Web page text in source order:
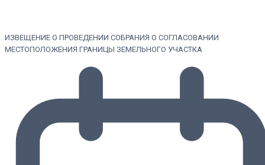
ИЗВЕЩЕНИЕ О ПРОВЕДЕНИИ СОБРАНИЯ О СОГЛАСОВАНИИ
МЕСТОПОЛОЖЕНИЯ ГРАНИЦЫ ЗЕМЕЛЬНОГО УЧАСТКА